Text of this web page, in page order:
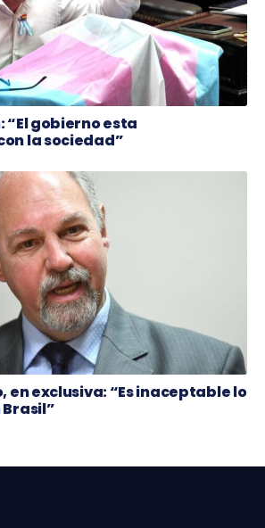
“El gobierno esta
la sociedad”
en exclusiva: “Es inaceptable lo